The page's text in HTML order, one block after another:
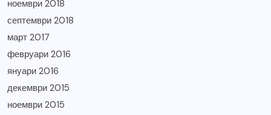
ноември 2018
септември 2018
март 2017
февруари 2016
януари 2016
декември 2015
ноември 2015